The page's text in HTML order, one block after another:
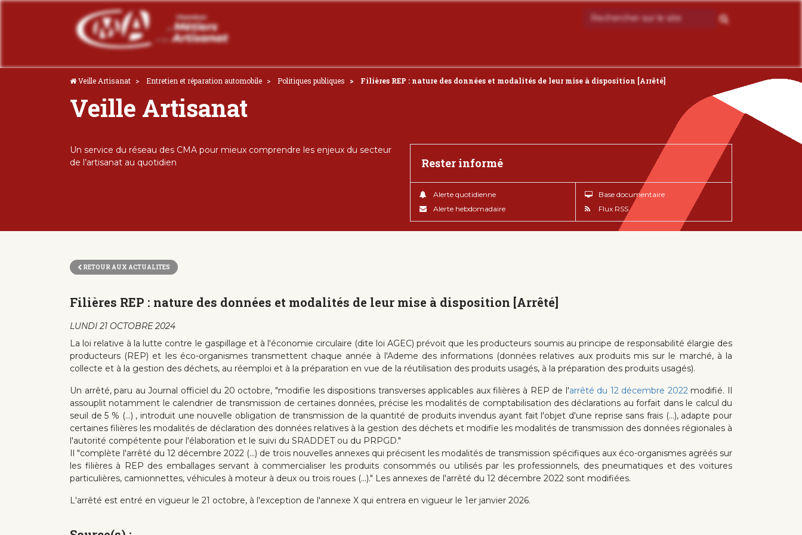
Veille Artisanat Entretien et réparation automobile Politiques publiques Filières REP : nature des données et modalités de leur mise à disposition [Arrêté]
Veille Artisanat
Un service du réseau des CMA pour mieux comprendre les enjeux du secteur
de l’artisanat au quotidien
Rester informé
Alerte quotidienne
Alerte hebdomadaire
Base documentaire
Flux RSS
RETOUR AUX ACTUALITES
Filières REP : nature des données et modalités de leur mise à disposition [Arrêté]
LUNDI 21 OCTOBRE 2024
La loi relative à la lutte contre le gaspillage et à l'économie circulaire (dite loi AGEC) prévoit que les producteurs soumis au principe de responsabilité élargie des
producteurs (REP) et les éco-organismes transmettent chaque année à l'Ademe des informations (données relatives aux produits mis sur le marché, à la
collecte et à la gestion des déchets, au réemploi et à la préparation en vue de la réutilisation des produits usagés, à la préparation des produits usagés).
Un arrêté, paru au Journal officiel du 20 octobre, "modifie les dispositions transverses applicables aux filières à REP de l'arrêté du 12 décembre 2022modifié. Il
assouplit notamment le calendrier de transmission de certaines données, précise les modalités de comptabilisation des déclarations au forfait dans le calcul du
seuil de 5 % (...) , introduit une nouvelle obligation de transmission de la quantité de produits invendus ayant fait l'objet d'une reprise sans frais (...), adapte pour
certaines filières les modalités de déclaration des données relatives à la gestion des déchets et modifie les modalités de transmission des données régionales à
l'autorité compétente pour l'élaboration et le suivi du SRADDET ou du PRPGD."
Il "complète l'arrêté du 12 décembre 2022 (...) de trois nouvelles annexes qui précisent les modalités de transmission spécifiques aux éco-organismes agréés sur
les filières à REP des emballages servant à commercialiser les produits consommés ou utilisés par les professionnels, des pneumatiques et des voitures
particulières, camionnettes, véhicules à moteur à deux ou trois roues (...)." Les annexes de l'arrêté du 12 décembre 2022 sont modifiées.
L'arrêté est entré en vigueur le 21 octobre, à l'exception de l'annexe X qui entrera en vigueur le 1er janvier 2026.